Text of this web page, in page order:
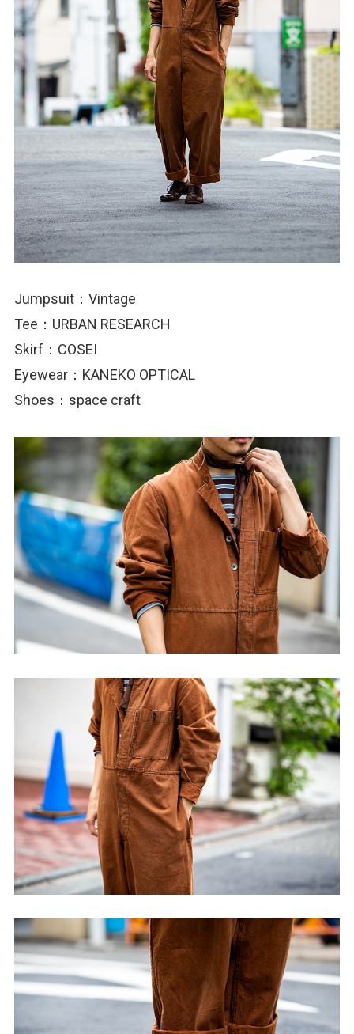
Jumpsuit：Vintage
Tee：URBAN RESEARCH
Skirf：COSEI
Eyewear：KANEKO OPTICAL
Shoes：space craft